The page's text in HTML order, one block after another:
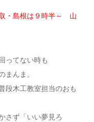
・島根は９時半～ 山
ってない時も
まんま。
段木工教室担当のおも
さず「いい夢見ろ